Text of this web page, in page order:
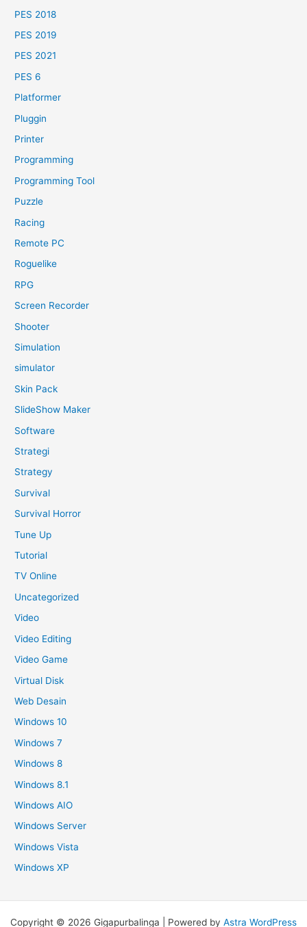
PES 2018
PES 2019
PES 2021
PES 6
Platformer
Pluggin
Printer
Programming
Programming Tool
Puzzle
Racing
Remote PC
Roguelike
RPG
Screen Recorder
Shooter
Simulation
simulator
Skin Pack
SlideShow Maker
Software
Strategi
Strategy
Survival
Survival Horror
Tune Up
Tutorial
TV Online
Uncategorized
Video
Video Editing
Video Game
Virtual Disk
Web Desain
Windows 10
Windows 7
Windows 8
Windows 8.1
Windows AIO
Windows Server
Windows Vista
Windows XP
Copyright © 2026 Gigapurbalinga | Powered by Astra WordPress